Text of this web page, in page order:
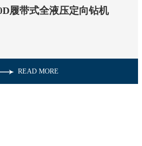
履带式全液压定向钻机
READ MORE